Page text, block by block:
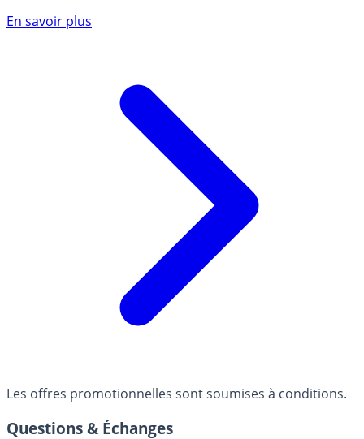
En savoir plus
Les offres promotionnelles sont soumises à conditions.
Questions & Échanges